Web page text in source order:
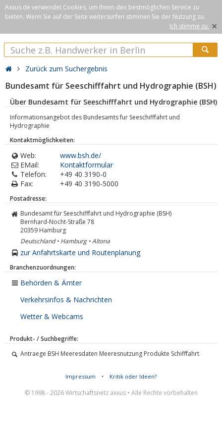
Axxus.de verwendet Cookies, um Ihnen den bestmöglichen Service zu
bieten. Wenn Sie auf der Seite weitersurfen stimmen Sie der Nutzung zu.
Ich stimme zu. ×
Zurück zum Suchergebnis
Bundesamt für Seeschifffahrt und Hydrographie (BSH)
Über Bundesamt für Seeschifffahrt und Hydrographie (BSH)
Informationsangebot des Bundesamts fur Seeschifffahrt und
Hydrographie
Kontaktmöglichkeiten:
Web:
www.bsh.de/
EMail:
Kontaktformular
Telefon:
+49 40 3190-0
Fax:
+49 40 3190-5000
Postadresse:
Bundesamt für Seeschifffahrt und Hydrographie (BSH)
Bernhard-Nocht-Straße 78
20359 Hamburg
Deutschland • Hamburg • Altona
zur Anfahrtskarte und Routenplanung
Branchenzuordnungen:
Behörden & Ämter
Verkehrsinfos & Nachrichten
Wetter & Webcams
Produkt- / Suchbegriffe:
Antraege BSH Meeresdaten Meeresnutzung Produkte Schifffahrt
Impressum • Kritik oder Ideen?
© 1998 - 2026 Wirtschaftsnetz axxus • Alle Rechte vorbehalten